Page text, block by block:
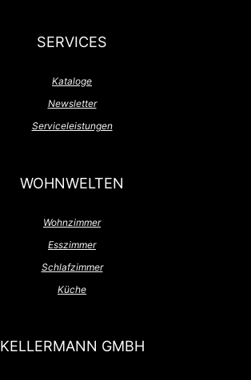
SERVICES
Kataloge
Newsletter
Serviceleistungen
WOHNWELTEN
Wohnzimmer
Esszimmer
Schlafzimmer
Küche
KELLERMANN GMBH